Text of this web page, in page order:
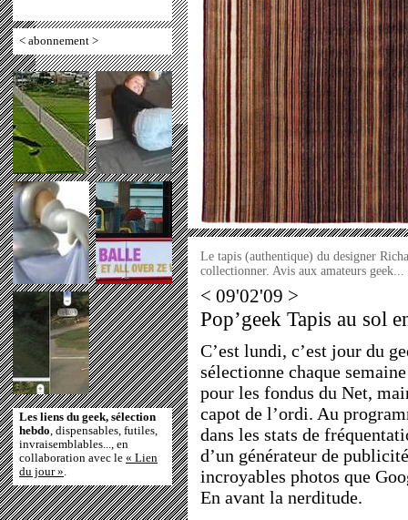
< abonnement >
Les liens du geek, sélection
hebdo, dispensables, futiles,
invraisemblables..., en
collaboration avec le « Lien
du jour ».
Le tapis (authentique) du designer
collectionner. Avis aux amateurs
< 09'02'09 >
Pop’geek Tapis au sol
C’est lundi, c’est jour du
sélectionne chaque
pour les fondus du Net,
capot de l’ordi. Au
dans les stats de
d’un générateur de
incroyables photos que
En avant la nerditude.